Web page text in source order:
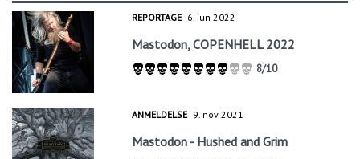
REPORTAGE 6. jun 2022
Mastodon, COPENHELL 2022
8/10
ANMELDELSE 9. nov 2021
Mastodon - Hushed and Grim